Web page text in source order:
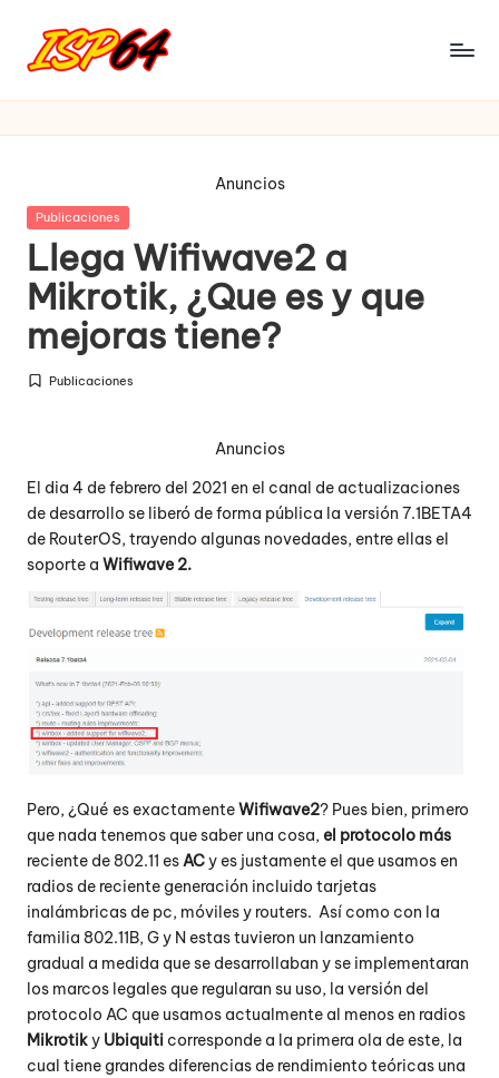
Saltar
contenido
I
S
6
4
Anuncios
Publicada
Publicaciones
Llega Wifiwave2 a
Mikrotik, ¿Que es y que
mejoras tiene?
Publicada
Publicaciones
Anuncios
El dia 4 de febrero del 2021 en el canal de actualizaciones
de desarrollo se liberó de forma pública la versión 7.1BETA4
de RouterOS, trayendo algunas novedades, entre ellas el
soporte a Wifiwave 2.
Pero, ¿Qué es exactamenteWifiwave2? Pues bien, primero
que nada tenemos que saber una cosa,el protocolo más
reciente de 802.11 esACy es justamente el que usamos en
radios de reciente generación incluido tarjetas
inalámbricas de pc, móviles y routers. Así como con la
familia 802.11B, G y N estas tuvieron un lanzamiento
gradual a medida que se desarrollaban y se implementaran
los marcos legales que regularan su uso, la versión del
protocolo AC que usamos actualmente al menos en radios
Mikrotiky Ubiquiti corresponde a la primera ola de este, la
cual tiene grandes diferencias de rendimiento teóricas una